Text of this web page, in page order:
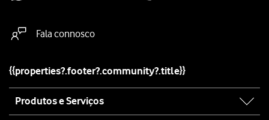
Fala connosco
{{properties?.footer?.community?.title}}
map
Produtos e Serviços